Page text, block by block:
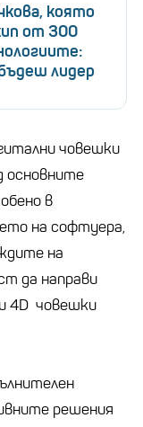
която
от 300
лидер
човешки
основните
в
на софтуера,
на
да направи
4D човешки
решения